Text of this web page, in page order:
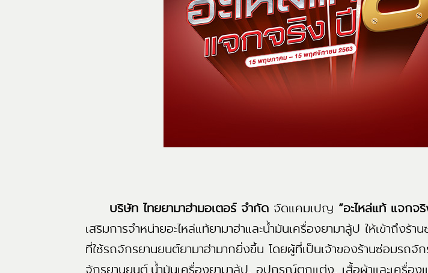
บริษัท ไทยยามาฮ่ามอเตอร์ จำกัด จัดแคมเปญ “อะไหล่แท้ แจกจ
เสริมการจำหน่ายอะไหล่แท้ยามาฮ่าและน้ำมันเครื่องยามาลู้ป ให้เข้าถึงร้
ที่ใช้รถจักรยานยนต์ยามาฮ่ามากยิ่งขึ้น โดยผู้ที่เป็นเจ้าของร้านซ่อมรถ
จักรยานยนต์,น้ำมันเครื่องยามาลู้ป, อุปกรณ์ตกแต่ง, เสื้อผ้าและเครื่อง